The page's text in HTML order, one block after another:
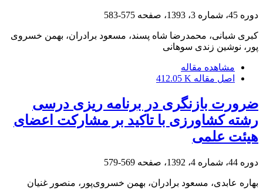
دوره 45، شماره 3، 1393، صفحه 575-583
کبری شبانی، محمدرضا شاه پسند، مسعود برادران، بهمن خسروی
پور، نوشین زندی سوهانی
مشاهده مقاله
اصل مقاله 412.05 K
ضرورت بازنگری در برنامه ریزی درسی
رشته کشاورزی با تاکید بر مشارکت اعضای
هیئت علمی
دوره 44، شماره 4، 1392، صفحه 569-579
بهاره عابدی، مسعود برادران، بهمن خسروی‌پور، منصور غنیان